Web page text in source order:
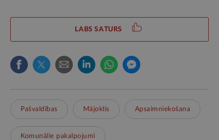
LABS SATURS
Pašvaldības Mājoklis Apsaimniekošana
Komunālie pakalpojumi